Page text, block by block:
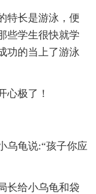
长是游泳，便
些学生很快就学
功的当上了游泳
极了！
龟说:“孩子你应
给小乌龟和袋